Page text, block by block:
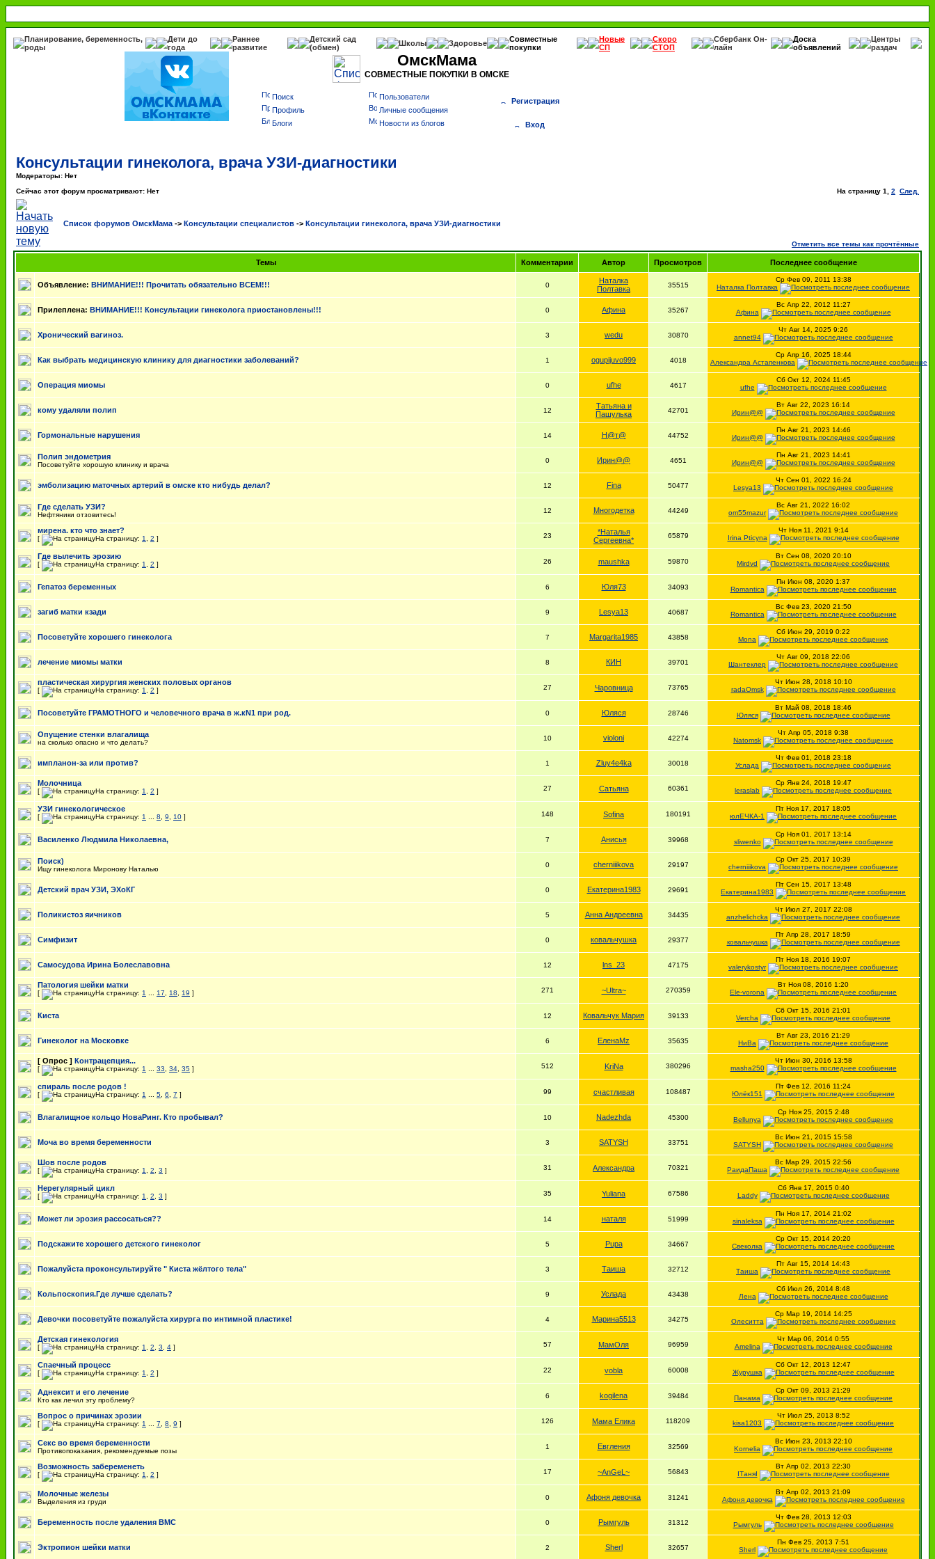
Планирование, беременность,
роды
Дети до
года
Раннее
развитие
Детский сад
(обмен)
Школы Здоровье
Совместные
покупки
Новые
СП
Скоро
СТОП
Сбербанк Он-
лайн
Доска
объявлений
Центры
раздач
ОмскМама
СОВМЕСТНЫЕ ПОКУПКИ В ОМСКЕ
Поиск
Пользователи
Профиль
Личные сообщения
Блоги
Новости из блогов
Регистрация
Вход
Консультации гинеколога, врача УЗИ-диагностики
Модераторы: Нет
Сейчас этот форум просматривают: Нет
На страницу 1 2 След.
Список форумов ОмскМама -> Консультации специалистов -> Консультации гинеколога, врача УЗИ-диагностики
Отметить все темы как прочтённые
Темы Комментарии Автор Просмотров Последнее сообщение
Объявление: ВНИМАНИЕ!!! Прочитать обязательно ВСЕМ!!! 0
Наталка
Полтавка
35515
Ср Фев 09, 2011 13:38
Наталка Полтавка
Прилеплена: ВНИМАНИЕ!!! Консультации гинеколога приостановлены!!! 0 Афина 35267
Вс Апр 22, 2012 11:27
Афина
Хронический вагиноз. 3 wedu 30870
Чт Авг 14, 2025 9:26
annet94
Как выбрать медицинскую клинику для диагностики заболеваний? 1 ogupijuvo999 4018
Ср Апр 16, 2025 18:44
Александра Астапенкова
Операция миомы 0 ufhe 4617
Сб Окт 12, 2024 11:45
ufhe
кому удаляли полип 12
Татьяна и
Пашулька
42701
Вт Авг 22, 2023 16:14
Ирин@@
Гормональные нарушения 14 Н@т@ 44752
Пн Авг 21, 2023 14:46
Ирин@@
Полип эндометрия
Посоветуйте хорошую клинику и врача
0 Ирин@@ 4651
Пн Авг 21, 2023 14:41
Ирин@@
эмболизацию маточных артерий в омске кто нибудь делал? 12 Fina 50477
Чт Сен 01, 2022 16:24
Lesya13
Где сделать УЗИ?
Нефтяники отзовитесь!
12 Многодетка 44249
Вс Авг 21, 2022 16:02
om55mazur
мирена. кто что знает?
[ На страницу: 1 2 ] 23
*Наталья
Сергеевна*
65879
Чт Ноя 11, 2021 9:14
Irina Pticyna
Где вылечить эрозию
[ На страницу: 1 2 ] 26 maushka 59870
Вт Сен 08, 2020 20:10
Mirdvd
Гепатоз беременных 6 Юля73 34093
Пн Июн 08, 2020 1:37
Romantica
загиб матки кзади 9 Lesya13 40687
Вс Фев 23, 2020 21:50
Romantica
Посоветуйте хорошего гинеколога 7 Margarita1985 43858
Сб Июн 29, 2019 0:22
Mona
лечение миомы матки 8 КИН 39701
Чт Авг 09, 2018 22:06
Шантеклер
пластическая хирургия женских половых органов
[ На страницу: 1 2 ] 27 Чаровница 73765
Чт Июн 28, 2018 10:10
radaOmsk
Посоветуйте ГРАМОТНОГО и человечного врача в ж.кN1 при род. 0 Юляся 28746
Вт Май 08, 2018 18:46
Юляся
Опущение стенки влагалища
на сколько опасно и что делать?
10 violoni 42274
Чт Апр 05, 2018 9:38
Natomsk
импланон-за или против? 1 Zluy4e4ka 30018
Чт Фев 01, 2018 23:18
Услада
Молочница
[ На страницу: 1 2 ] 27 Сатьяна 60361
Ср Янв 24, 2018 19:47
leraslab
УЗИ гинекологическое
[ На страницу: 1 8 9 10 ] 148 Sofina 180191
Пт Ноя 17, 2017 18:05
юлЕЧКА-1
Василенко Людмила Николаевна, 7 Анисья 39968
Ср Ноя 01, 2017 13:14
sliwenko
Поиск)
Ищу гинеколога Миронову Наталью
0 cherniiikova 29197
Ср Окт 25, 2017 10:39
cherniiikova
Детский врач УЗИ, ЭХоКГ 0 Екатерина1983 29691
Пт Сен 15, 2017 13:48
Екатерина1983
Поликистоз яичников 5 Анна Андреевна 34435
Чт Июл 27, 2017 22:08
anzhelichcka
Симфизит 0 ковальчушка 29377
Пт Апр 28, 2017 18:59
ковальчушка
Самосудова Ирина Болеславовна 12 lns_23 47175
Пт Ноя 18, 2016 19:07
valerykostyr
Патология шейки матки
[ На страницу: 1 17 18 19 ] 271 ~Ultra~ 270359
Вт Ноя 08, 2016 1:20
Ele-vorona
Киста 12 Ковальчук Мария 39133
Сб Окт 15, 2016 21:01
Vercha
Гинеколог на Московке 6 ЕленаMz 35635
Вт Авг 23, 2016 21:29
НиВа
[ Опрос ] Контрацепция...
[ На страницу: 1 33 34 35 ] 512 KriNa 380296
Чт Июн 30, 2016 13:58
masha250
спираль после родов !
[ На страницу: 1 5 6 7 ] 99 счастливая 108487
Пт Фев 12, 2016 11:24
Юлёк151
Влагалищное кольцо НоваРинг. Кто пробывал? 10 Nadezhda 45300
Ср Ноя 25, 2015 2:48
Bellunya
Моча во время беременности 3 SATYSH 33751
Вс Июн 21, 2015 15:58
SATYSH
Шов после родов
[ На страницу: 1 2 3 ] 31 Александра 70321
Вс Мар 29, 2015 22:56
РаидаПаша
Нерегулярный цикл
[ На страницу: 1 2 3 ] 35 Yuliana 67586
Сб Янв 17, 2015 0:40
Laddy
Может ли эрозия рассосаться?? 14 наталя 51999
Пн Ноя 17, 2014 21:02
sinaleksa
Подскажите хорошего детского гинеколог 5 Pupa 34667
Ср Окт 15, 2014 20:20
Свеколка
Пожалуйста проконсультируйте " Киста жёлтого тела" 3 Таиша 32712
Пт Авг 15, 2014 14:43
Таиша
Кольпоскопия.Где лучше сделать? 9 Услада 43438
Сб Июл 26, 2014 8:48
Лена
Девочки посоветуйте пожалуйста хирурга по интимной пластике! 4 Марина5513 34275
Ср Мар 19, 2014 14:25
Олеситта
Детская гинекология
[ На страницу: 1 2 3 4 ] 57 МамОля 96959
Чт Мар 06, 2014 0:55
Amelina
Спаечный процесс
[ На страницу: 1 2 ] 22 vobla 60008
Сб Окт 12, 2013 12:47
Журушка
Аднексит и его лечение
Кто как лечил эту проблему?
6 kogilena 39484
Ср Окт 09, 2013 21:29
Панама
Вопрос о причинах эрозии
[ На страницу: 1 7 8 9 ] 126 Мама Елика 118209
Чт Июл 25, 2013 8:52
kisa1203
Секс во время беременности
Противопоказания, рекомендуемые позы
1 Евгления 32569
Вс Июн 23, 2013 22:10
Kornelia
Возможность забеременеть
[ На страницу: 1 2 ] 17 ~AnGeL~ 56843
Вт Апр 02, 2013 22:30
IТаняI
Молочные железы
Выделения из груди
0 Афоня девочка 31241
Вт Апр 02, 2013 21:09
Афоня девочка
Беременность после удаления ВМС 0 Рымгуль 31312
Чт Фев 28, 2013 12:03
Рымгуль
Эктропион шейки матки 2 Sherl 32657
Пн Фев 25, 2013 7:51
Sherl